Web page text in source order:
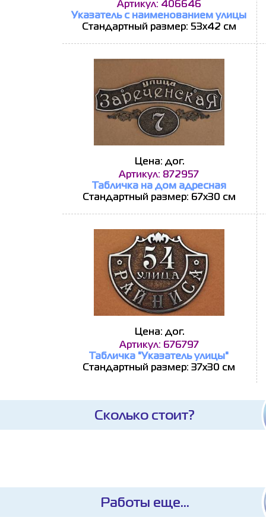
Артикул: 406646
Указатель с наименованием улицы
Стандартный размер: 53х42 см
Цена: дог.
Артикул: 872957
Табличка на дом адресная
Стандартный размер: 67х30 см
Цена: дог.
Артикул: 676797
Табличка "Указатель улицы"
Стандартный размер: 37х30 см
Сколько стоит?
Работы еще...